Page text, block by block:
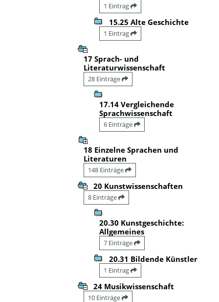
1 Eintrag
15.25 Alte Geschichte
1 Eintrag
17 Sprach- und
Literaturwissenschaft
28 Einträge
17.14 Vergleichende
Sprachwissenschaft
6 Einträge
18 Einzelne Sprachen und
Literaturen
148 Einträge
20 Kunstwissenschaften
8 Einträge
20.30 Kunstgeschichte:
Allgemeines
7 Einträge
20.31 Bildende Künstler
1 Eintrag
24 Musikwissenschaft
10 Einträge